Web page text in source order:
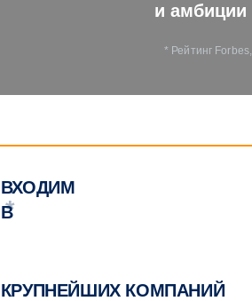
и амбиции
* Рейтинг
ВХОДИМ
В
*
КРУПНЕЙШИХ КОМПАНИЙ